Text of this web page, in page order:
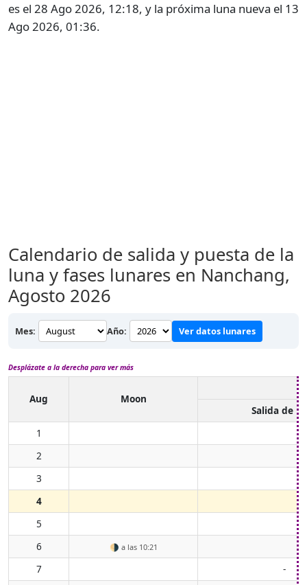
es el 28 Ago 2026, 12:18, y la próxima luna nueva el 13
Ago 2026, 01:36.
Calendario de salida y puesta de la
luna y fases lunares en Nanchang,
Agosto 2026
Mes: Año: Ver datos lunares
Desplázate a la derecha para ver más
Aug
Moon
Salida de
1
2
3
4
5
6
🌗 a las 10:21
7
-